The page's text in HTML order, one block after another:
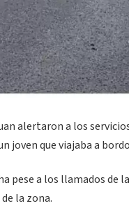
alertaron a los
que viajaba a
pese a los llamados de
la zona.